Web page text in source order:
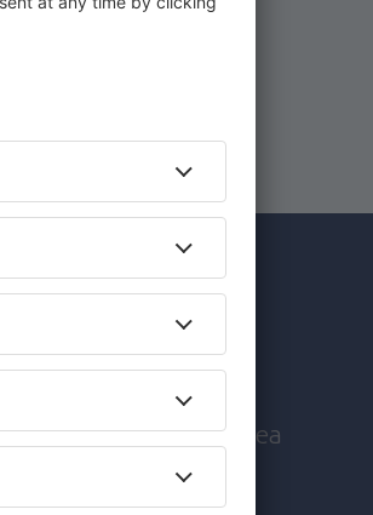
Zbor + Hotel
mai
ofertele unice înaintea
de turişti!